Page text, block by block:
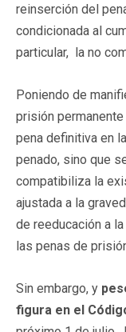
reinserción del
condicionada al
particular, la no
Poniendo de
prisión
pena definitiva en
penado, sino que
compatibiliza la
ajustada a la
de reeducación a
las penas de
Sin embargo, y
figura en el